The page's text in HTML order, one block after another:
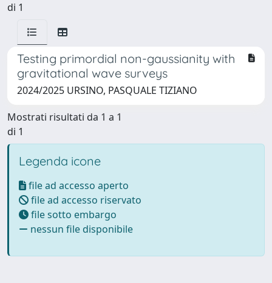
di 1
Testing primordial non-gaussianity with
gravitational wave surveys
2024/2025 URSINO, PASQUALE TIZIANO
Mostrati risultati da 1 a 1
di 1
Legenda icone
file ad accesso aperto
file ad accesso riservato
file sotto embargo
nessun file disponibile